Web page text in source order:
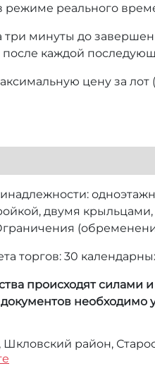
режиме реального
три минуты до
каждой
цену за лот
двумя
торгов: 30
происходят силами и
необходимо
район,